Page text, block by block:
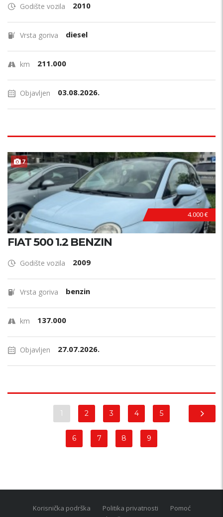
Godište vozila 2010
Vrsta goriva diesel
km 211.000
Objavljen 03.08.2026.
7
4.000 €
FIAT 500 1.2 BENZIN
Godište vozila 2009
Vrsta goriva benzin
km 137.000
Objavljen 27.07.2026.
1 2 3 4 5
6 7 8 9
Korisnička podrška Politika privatnosti
Pomoć